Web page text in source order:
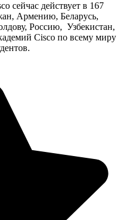
сейчас действует в 167
Армению, Беларусь,
Россию, Узбекистан,
Cisco по всему миру